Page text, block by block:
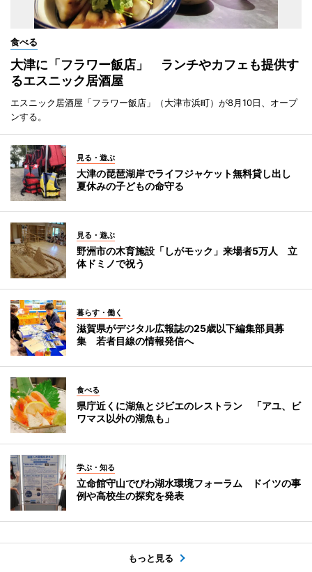
食べる
大津に「フラワー飯店」 ランチやカフェも提供す
るエスニック居酒屋
エスニック居酒屋「フラワー飯店」（大津市浜町）が8月10日、オープ
ンする。
見る・遊ぶ
大津の琵琶湖岸でライフジャケット無料貸し出し
夏休みの子どもの命守る
見る・遊ぶ
野洲市の木育施設「しがモック」来場者5万人 立
体ドミノで祝う
暮らす・働く
滋賀県がデジタル広報誌の25歳以下編集部員募
集 若者目線の情報発信へ
食べる
県庁近くに湖魚とジビエのレストラン 「アユ、ビ
ワマス以外の湖魚も」
学ぶ・知る
立命館守山でびわ湖水環境フォーラム ドイツの事
例や高校生の探究を発表
もっと見る